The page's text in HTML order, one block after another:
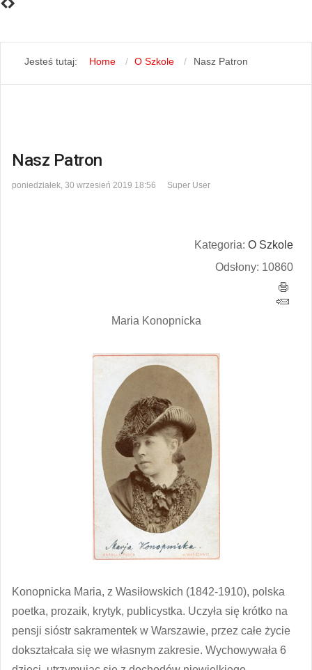
Jesteś tutaj: Home O Szkole Nasz Patron
Nasz Patron
poniedziałek, 30 wrzesień 2019 18:56 Super User
Kategoria: O Szkole
Odsłony: 10860
Maria Konopnicka
Konopnicka Maria, z Wasiłowskich (1842-1910), polska
poetka, prozaik, krytyk, publicystka. Uczyła się krótko na
pensji sióstr sakramentek w Warszawie, przez całe życie
dokształcała się we własnym zakresie. Wychowywała 6